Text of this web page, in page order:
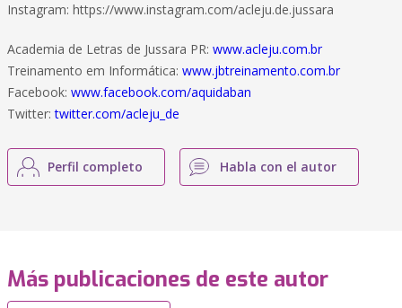
Instagram: https://www.instagram.com/acleju.de.jussara
Academia de Letras de Jussara PR: www.acleju.com.br
Treinamento em Informática: www.jbtreinamento.com.br
Facebook: www.facebook.com/aquidaban
Twitter:twitter.com/acleju_de
Perfil completo Habla con el autor
Más publicaciones de este autor